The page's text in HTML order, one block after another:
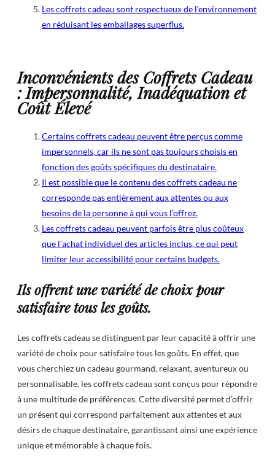
Les coffrets cadeau sont respectueux de l’environnement
en réduisant les emballages superflus.
Inconvénients des Coffrets Cadeau
: Impersonnalité, Inadéquation et
Coût Élevé
Certains coffrets cadeau peuvent être perçus comme
impersonnels, car ils ne sont pas toujours choisis en
fonction des goûts spécifiques du destinataire.
Il est possible que le contenu des coffrets cadeau ne
corresponde pas entièrement aux attentes ou aux
besoins de la personne à qui vous l’offrez.
Les coffrets cadeau peuvent parfois être plus coûteux
que l’achat individuel des articles inclus, ce qui peut
limiter leur accessibilité pour certains budgets.
Ils offrent une variété de choix pour
satisfaire tous les goûts.
Les coffrets cadeau se distinguent par leur capacité à offrir une
variété de choix pour satisfaire tous les goûts. En effet, que
vous cherchiez un cadeau gourmand, relaxant, aventureux ou
personnalisable, les coffrets cadeau sont conçus pour répondre
à une multitude de préférences. Cette diversité permet d’offrir
un présent qui correspond parfaitement aux attentes et aux
désirs de chaque destinataire, garantissant ainsi une expérience
unique et mémorable à chaque fois.